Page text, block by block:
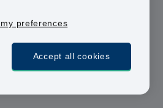
Ärzte und Apotheker
preferences
Accept all cookies